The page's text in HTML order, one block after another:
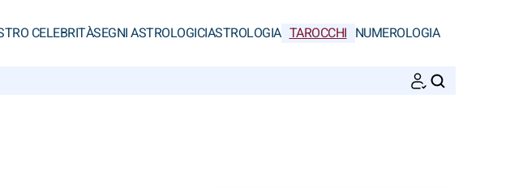
CELEBRITÀSEGNI ASTROLOGICIASTROLOGIA TAROCCHI NUMEROLOGIA